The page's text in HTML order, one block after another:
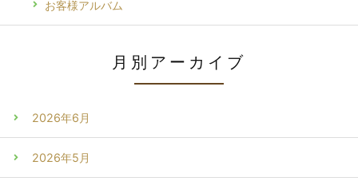
お客様アルバム
月別アーカイブ
2026年6月
2026年5月